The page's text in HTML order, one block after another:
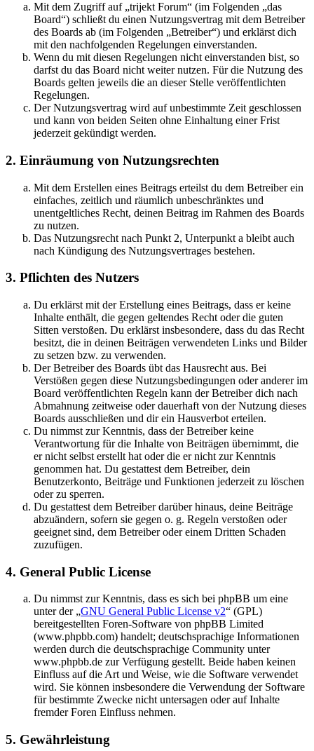
Mit dem Zugriff auf „trijekt Forum“ (im Folgenden „das
Board“) schließt du einen Nutzungsvertrag mit dem Betreiber
des Boards ab (im Folgenden „Betreiber“) und erklärst dich
mit den nachfolgenden Regelungen einverstanden.
Wenn du mit diesen Regelungen nicht einverstanden bist, so
darfst du das Board nicht weiter nutzen. Für die Nutzung des
Boards gelten jeweils die an dieser Stelle veröffentlichten
Regelungen.
Der Nutzungsvertrag wird auf unbestimmte Zeit geschlossen
und kann von beiden Seiten ohne Einhaltung einer Frist
jederzeit gekündigt werden.
2. Einräumung von Nutzungsrechten
Mit dem Erstellen eines Beitrags erteilst du dem Betreiber ein
einfaches, zeitlich und räumlich unbeschränktes und
unentgeltliches Recht, deinen Beitrag im Rahmen des Boards
zu nutzen.
Das Nutzungsrecht nach Punkt 2, Unterpunkt a bleibt auch
nach Kündigung des Nutzungsvertrages bestehen.
3. Pflichten des Nutzers
Du erklärst mit der Erstellung eines Beitrags, dass er keine
Inhalte enthält, die gegen geltendes Recht oder die guten
Sitten verstoßen. Du erklärst insbesondere, dass du das Recht
besitzt, die in deinen Beiträgen verwendeten Links und Bilder
zu setzen bzw. zu verwenden.
Der Betreiber des Boards übt das Hausrecht aus. Bei
Verstößen gegen diese Nutzungsbedingungen oder anderer im
Board veröffentlichten Regeln kann der Betreiber dich nach
Abmahnung zeitweise oder dauerhaft von der Nutzung dieses
Boards ausschließen und dir ein Hausverbot erteilen.
Du nimmst zur Kenntnis, dass der Betreiber keine
Verantwortung für die Inhalte von Beiträgen übernimmt, die
er nicht selbst erstellt hat oder die er nicht zur Kenntnis
genommen hat. Du gestattest dem Betreiber, dein
Benutzerkonto, Beiträge und Funktionen jederzeit zu löschen
oder zu sperren.
Du gestattest dem Betreiber darüber hinaus, deine Beiträge
abzuändern, sofern sie gegen o. g. Regeln verstoßen oder
geeignet sind, dem Betreiber oder einem Dritten Schaden
zuzufügen.
4. General Public License
Du nimmst zur Kenntnis, dass es sich bei phpBB um eine
unter der „GNU General Public License v2“ (GPL)
bereitgestellten Foren-Software von phpBB Limited
(www.phpbb.com) handelt; deutschsprachige Informationen
werden durch die deutschsprachige Community unter
www.phpbb.de zur Verfügung gestellt. Beide haben keinen
Einfluss auf die Art und Weise, wie die Software verwendet
wird. Sie können insbesondere die Verwendung der Software
für bestimmte Zwecke nicht untersagen oder auf Inhalte
fremder Foren Einfluss nehmen.
5. Gewährleistung